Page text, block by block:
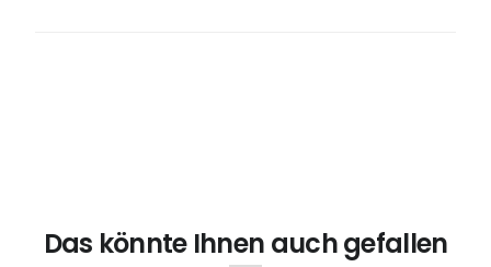
Das könnte Ihnen auch gefallen